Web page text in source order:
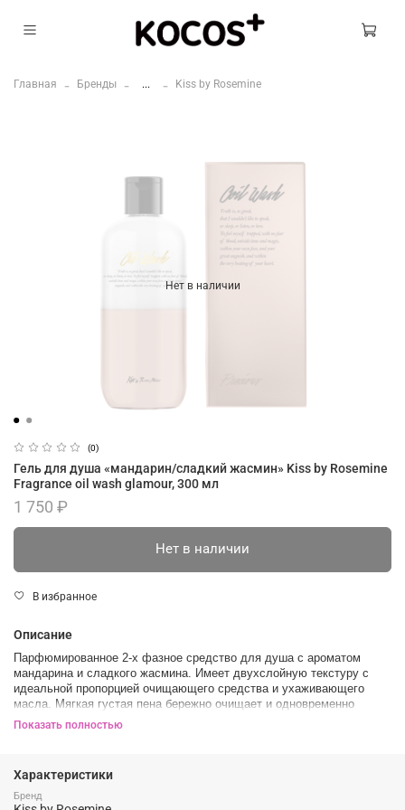
Главная Бренды ... Kiss by Rosemine
Нет в наличии
(0)
Гель для душа «мандарин/сладкий жасмин» Kiss by Rosemine
Fragrance oil wash glamour, 300 мл
1 750 ₽
Нет в наличии
В избранное
Описание
Парфюмированное 2-х фазное средство для душа с ароматом
мандарина и сладкого жасмина. Имеет двухслойную текстуру с
идеальной пропорцией очищающего средства и ухаживающего
масла. Мягкая густая пена бережно очищает и одновременно
увлажняет кожу, дарит телу приятный аромат. Верхние ноты:
Изучаем состав:
Натуральные масла - аргана, шиповник, мед, низкомолекулярный
Показать полностью
Характеристики
Бренд